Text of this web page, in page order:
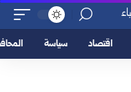
اقتصاد سياسة